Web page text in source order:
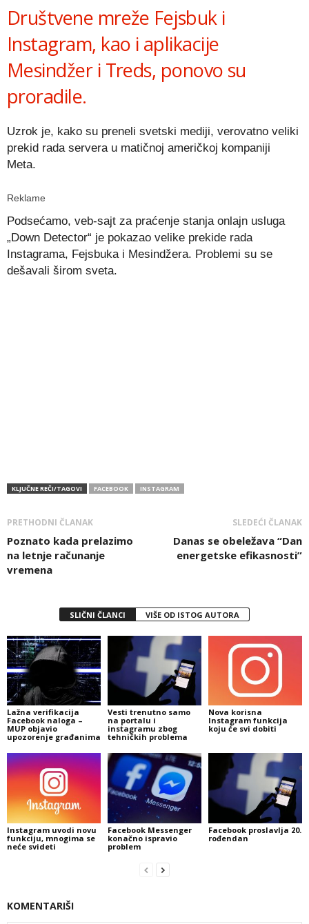
Društvene mreže Fejsbuk i
Instagram, kao i aplikacije
Mesindžer i Treds, ponovo su
proradile.
Uzrok je, kako su preneli svetski mediji, verovatno veliki
prekid rada servera u matičnoj američkoj kompaniji
Meta.
Reklame
Podsećamo, veb-sajt za praćenje stanja onlajn usluga
„Down Detector“ je pokazao velike prekide rada
Instagrama, Fejsbuka i Mesindžera. Problemi su se
dešavali širom sveta.
KLJUČNE REČI/TAGOVI FACEBOOK INSTAGRAM
PRETHODNI ČLANAK
Poznato kada prelazimo
na letnje računanje
vremena
SLEDEĆI ČLANAK
Danas se obeležava “Dan
energetske efikasnosti”
SLIČNI ČLANCI VIŠE OD ISTOG AUTORA
Lažna verifikacija
Facebook naloga –
MUP objavio
upozorenje građanima
Vesti trenutno samo
na portalu i
instagramu zbog
tehničkih problema
Nova korisna
Instagram funkcija
koju će svi dobiti
Instagram uvodi novu
funkciju, mnogima se
neće svideti
Facebook Messenger
konačno ispravio
problem
Facebook proslavlja 20.
rođendan
KOMENTARIŠI